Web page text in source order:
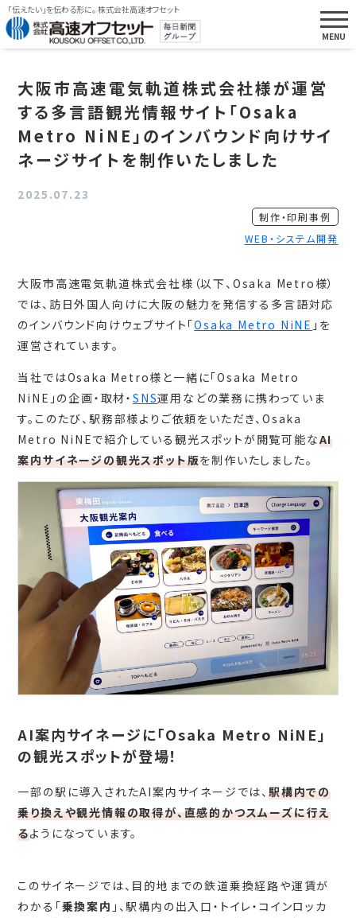
「伝えたい」を伝わる形に。 株式会社高速オフセット
大阪市高速電気軌道株式会社様が運営
する多言語観光情報サイト「Osaka
Metro NiNE」のインバウンド向けサイ
ネージサイトを制作いたしました
2025.07.23
制作・印刷事例
WEB・システム開発
大阪市高速電気軌道株式会社様（以下、Osaka Metro様）
では、訪日外国人向けに大阪の魅力を発信する多言語対応
のインバウンド向けウェブサイト「Osaka Metro NiNE 」を
運営されています。
当社ではOsaka Metro様と一緒に「Osaka Metro
NiNE」の企画・取材・SNS運用などの業務に携わっていま
す。このたび、駅務部様よりご依頼をいただき、Osaka
Metro NiNEで紹介している観光スポットが閲覧可能なAI
案内サイネージの観光スポット版を制作いたしました。
AI案内サイネージに「Osaka Metro NiNE」
の観光スポットが登場！
一部の駅に導入されたAI案内サイネージでは、駅構内での
乗り換えや観光情報の取得が、直感的かつスムーズに行え
るようになっています。
このサイネージでは、目的地までの鉄道乗換経路や運賃が
わかる「乗換案内 」、駅構内の出入口・トイレ・コインロッカ